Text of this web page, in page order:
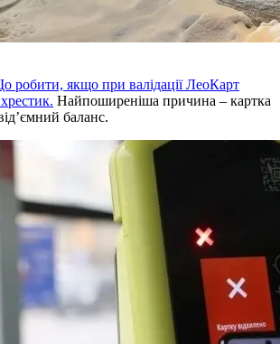
робити, якщо при валідації ЛеоКарт
Найпоширеніша причина – картка
баланс.